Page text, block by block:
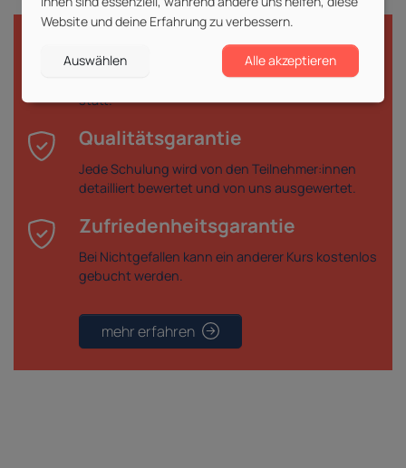
Durchführungsgarantie
Deine gebuchte Veranstaltung findet garantiert
statt.
Qualitätsgarantie
Jede Schulung wird von den Teilnehmer:innen
detailliert bewertet und von uns ausgewertet.
Zufriedenheitsgarantie
Bei Nichtgefallen kann ein anderer Kurs kostenlos
gebucht werden.
mehr erfahren
Website und deine Erfahrung zu verbessern.
Auswählen Alle akzeptieren